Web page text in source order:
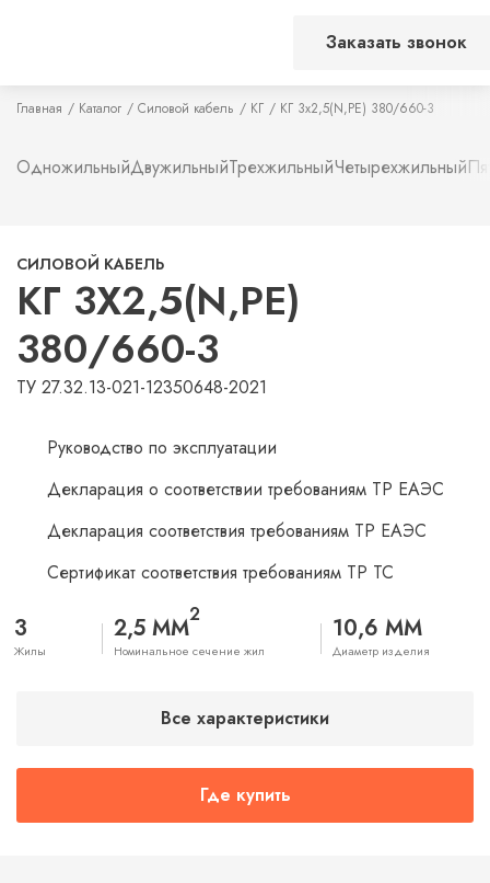
Заказать звонок
Главная Каталог Силовой кабель КГ КГ 3х2,5(N,PE) 380/660-3
ОдножильныйДвужильныйТрехжильныйЧетырехжильный
СИЛОВОЙ КАБЕЛЬ
КГ 3Х2,5(N,PE)
380/660-3
ТУ 27.32.13-021-12350648-2021
Руководство по эксплуатации
Декларация о соответствии требованиям ТР ЕАЭС
Декларация соответствия требованиям ТР ЕАЭС
Сертификат соответствия требованиям ТР ТС
3
Жилы
2,5 ММ2
Номинальное сечение жил
10,6 ММ
Диаметр изделия
Все характеристики
Где купить